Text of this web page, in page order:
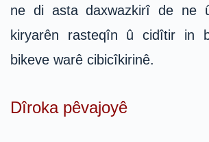
ne di asta daxwazkirî de ne
kiryarên rasteqîn û cidîtir in
bikeve warê cibicîkirinê.
Dîroka pêvajoyê